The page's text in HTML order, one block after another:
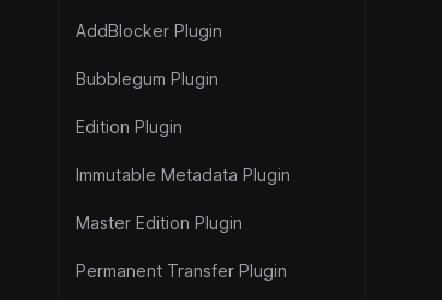
AddBlocker Plugin
Bubblegum Plugin
Edition Plugin
Immutable Metadata Plugin
Master Edition Plugin
Permanent Transfer Plugin